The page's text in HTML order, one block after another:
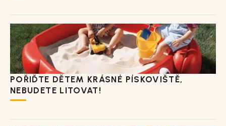
POŘIĎTE DĚTEM KRÁSNÉ PÍSKOVIŠTĚ,
NEBUDETE LITOVAT!